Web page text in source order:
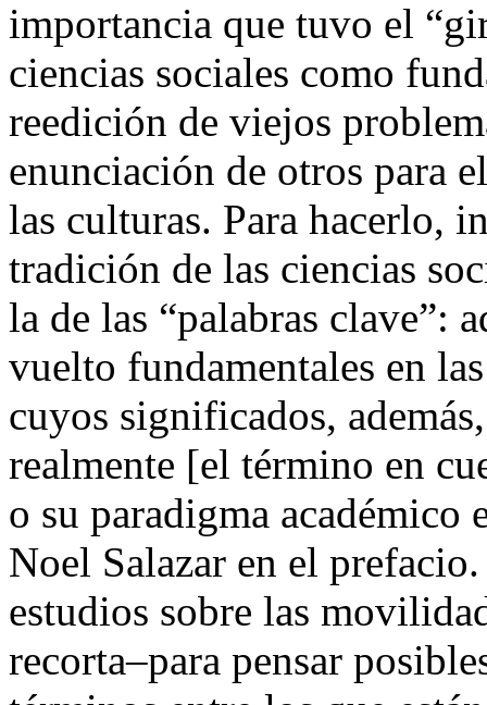
importancia que tuvo el
ciencias sociales como
reedición de viejos
enunciación de otros para
las culturas. Para hacerlo,
tradición de las ciencias
la de las “palabras clave”:
vuelto fundamentales en
cuyos significados,
realmente [el término en
o su paradigma académico
Noel Salazar en el
estudios sobre las
recorta–para pensar